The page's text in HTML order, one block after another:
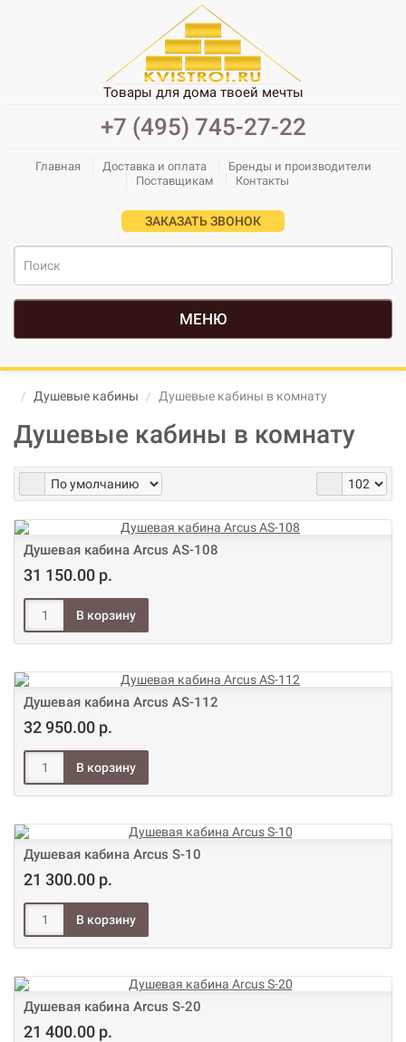
Товары для дома твоей мечты
+7 (495) 745-27-22
Главная Доставка и оплата
Бренды и производители
Поставщикам
Контакты
ЗАКАЗАТЬ ЗВОНОК
МЕНЮ
Душевые кабины Душевые кабины в комнату
Душевые кабины в комнату
Душевая кабина Arcus AS-108
31 150.00 р.
Душевая кабина Arcus AS-112
32 950.00 р.
Душевая кабина Arcus S-10
21 300.00 р.
Душевая кабина Arcus S-20
21 400.00 р.